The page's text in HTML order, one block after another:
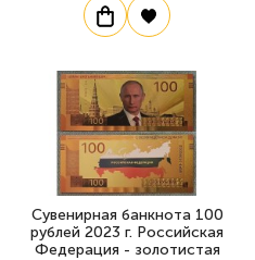
Сувенирная банкнота 100
рублей 2023 г. Российская
Федерация - золотистая